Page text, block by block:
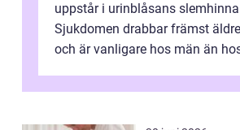
uppstår i urinblåsans
Sjukdomen drabbar främst
och är vanligare hos män än
förändringarna u...